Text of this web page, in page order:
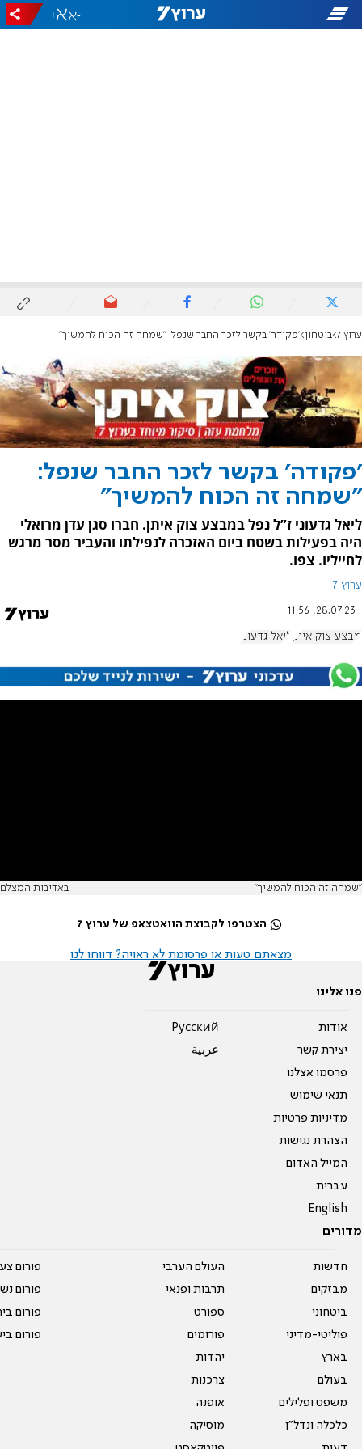
-
+
ערוץ 7 ביטחון 'פקודה' בקשר לזכר החבר שנפל: "שמחה זה הכוח להמשיך"
'פקודה' בקשר לזכר החבר שנפל:
"שמחה זה הכוח להמשיך"
ליאל גדעוני ז”ל נפל במבצע צוק איתן. חברו סגן עדן מרואלי
היה בפעילות בשטח ביום האזכרה לנפילתו והעביר מסר מרגש
לחייליו. צפו.
ערוץ 7
28.07.23, 11:56
מבצע צוק איתן ליאל גדעוני
"שמחה זה הכוח להמשיך" באדיבות המצלם
הצטרפו לקבוצת הוואטצאפ של ערוץ 7
מצאתם טעות או פרסומת לא ראויה? דווחו לנו
פנו אלינו
אודות
יצירת קשר
פרסמו אצלנו
תנאי שימוש
מדיניות פרטיות
הצהרת נגישות
המייל האדום
עברית
English
Pусский
عربية
מדורים
חדשות
מבזקים
ביטחוני
פוליטי-מדיני
בארץ
בעולם
משפט ופלילים
כלכלה ונדל"ן
העולם הערבי
תרבות ופנאי
ספורט
פורומים
יהדות
צרכנות
אופנה
מוסיקה
פורום
פורום
פורום
פורום